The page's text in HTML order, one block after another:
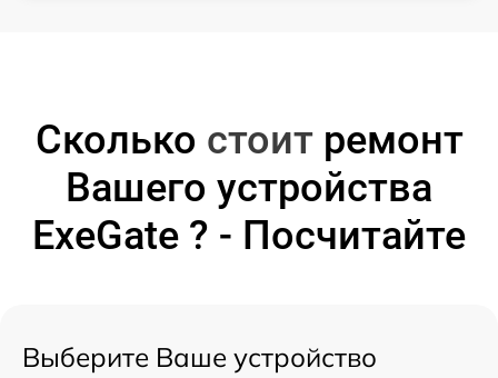
Сколько стоитремонт
Вашего устройства
ExeGate ? - Посчитайте
Выберите Ваше устройство